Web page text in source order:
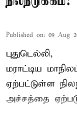
Published on: 09 Aug
புதுடெல்லி,
மராட்டிய
ஏற்பட்டுள்ள
அச்சத்தை